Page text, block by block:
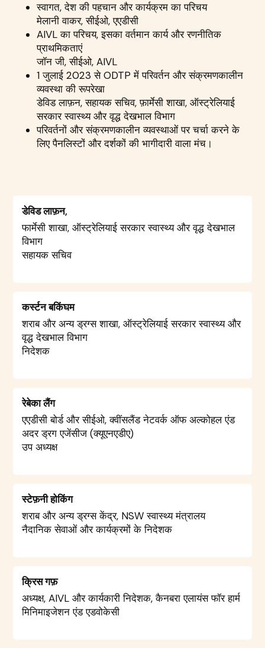
स्वागत, देश की पहचान और कार्यक्रम का परिचय
मेलानी वाकर, सीईओ, एएडीसी
AIVL का परिचय, इसका वर्तमान कार्य और रणनीतिक
प्राथमिकताएं
जॉन जी, सीईओ, AIVL
1 जुलाई 2023 से ODTP में परिवर्तन और संक्रमणकालीन
व्यवस्था की रूपरेखा
डेविड लाफ़न, सहायक सचिव, फ़ार्मेसी शाखा, ऑस्ट्रेलियाई
सरकार स्वास्थ्य और वृद्ध देखभाल विभाग
परिवर्तनों और संक्रमणकालीन व्यवस्थाओं पर चर्चा करने के
लिए पैनलिस्टों और दर्शकों की भागीदारी वाला मंच।
डेविड लाफ़न,
फार्मेसी शाखा, ऑस्ट्रेलियाई सरकार स्वास्थ्य और वृद्ध देखभाल
विभाग
सहायक सचिव
कर्स्टन बकिंघम
शराब और अन्य ड्रग्स शाखा, ऑस्ट्रेलियाई सरकार स्वास्थ्य और
वृद्ध देखभाल विभाग
निदेशक
रेबेका लैंग
एएडीसी बोर्ड और सीईओ, क्वींसलैंड नेटवर्क ऑफ अल्कोहल एंड
अदर ड्रग एजेंसीज (क्यूएनएडीए)
उप अध्यक्ष
स्टेफ़नी होकिंग
शराब और अन्य ड्रग्स केंद्र, NSW स्वास्थ्य मंत्रालय
नैदानिक सेवाओं और कार्यक्रमों के निदेशक
क्रिस गफ़
अध्यक्ष, AIVL और कार्यकारी निदेशक, कैनबरा एलायंस फॉर हार्म
मिनिमाइजेशन एंड एडवोकेसी